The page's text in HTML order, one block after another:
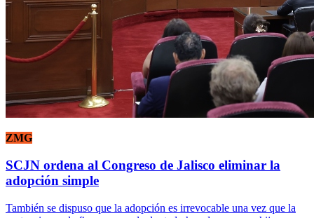
ZMG
SCJN ordena al Congreso de Jalisco eliminar la
adopción simple
También se dispuso que la adopción es irrevocable una vez que la